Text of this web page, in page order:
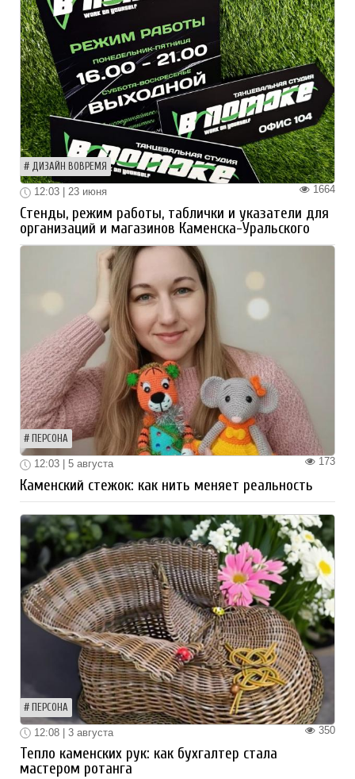
ДИЗАЙН ВОВРЕМЯ
1664
12:03 | 23 июня
Стенды, режим работы, таблички и указатели для
организаций и магазинов Каменска-Уральского
ПЕРСОНА
173
12:03 | 5 августа
Каменский стежок: как нить меняет реальность
ПЕРСОНА
350
12:08 | 3 августа
Тепло каменских рук: как бухгалтер стала
мастером ротанга